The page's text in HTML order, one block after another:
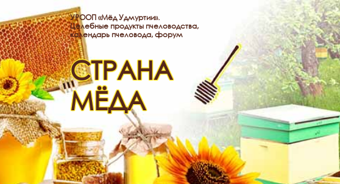
УРООП «Мёд Удмуртии».
Целебные продукты пчеловодства,
календарь пчеловода, форум
СТРАНА
МЁДА